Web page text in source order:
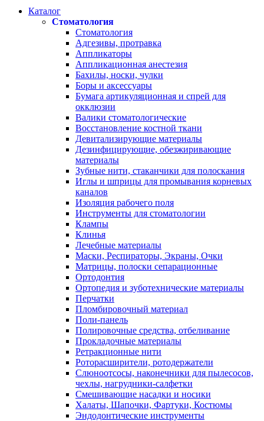
Каталог
Стоматология
Стоматология
Адгезивы, протравка
Аппликаторы
Аппликационная анестезия
Бахилы, носки, чулки
Боры и аксессуары
Бумага артикуляционная и спрей для
окклюзии
Валики стоматологические
Восстановление костной ткани
Девитализирующие материалы
Дезинфицирующие, обезжиривающие
материалы
Зубные нити, стаканчики для полоскания
Иглы и шприцы для промывания корневых
каналов
Изоляция рабочего поля
Инструменты для стоматологии
Клампы
Клинья
Лечебные материалы
Маски, Респираторы, Экраны, Очки
Матрицы, полоски сепарационные
Ортодонтия
Ортопедия и зуботехнические материалы
Перчатки
Пломбировочный материал
Поли-панель
Полировочные средства, отбеливание
Прокладочные материалы
Ретракционные нити
Роторасширители, ротодержатели
Слюноотсосы, наконечники для пылесосов,
чехлы, нагрудники-салфетки
Смешивающие насадки и носики
Халаты, Шапочки, Фартуки, Костюмы
Эндодонтические инструменты